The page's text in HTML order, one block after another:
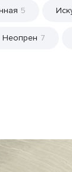
5
Неопрен 7